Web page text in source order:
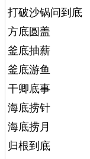
打破沙锅问到底
方底圆盖
釜底抽薪
釜底游鱼
干卿底事
海底捞针
海底捞月
归根到底